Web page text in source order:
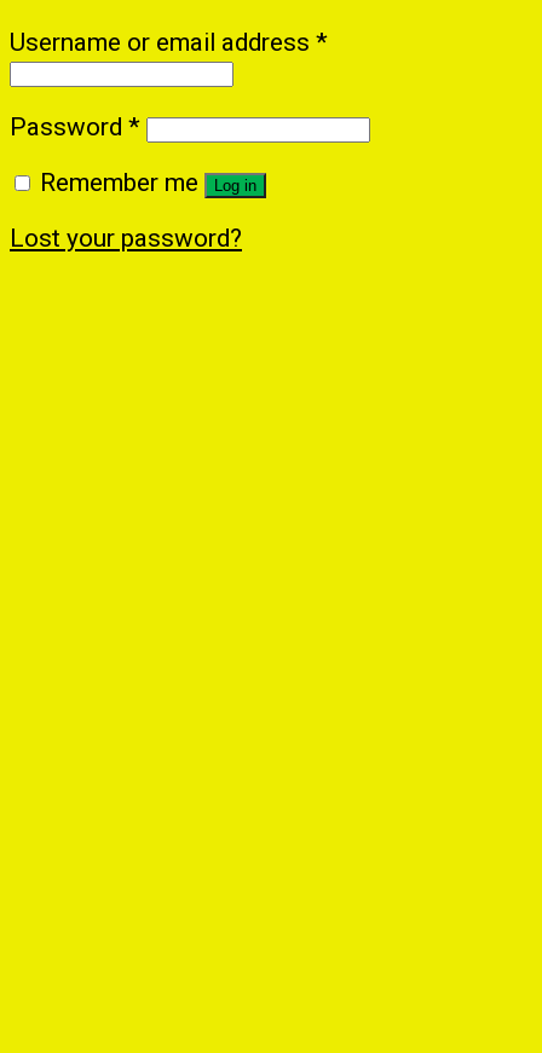
Username or email address *
Password *
Remember me
Log in
Lost your password?